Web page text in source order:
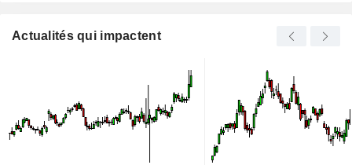
Actualités qui impactent